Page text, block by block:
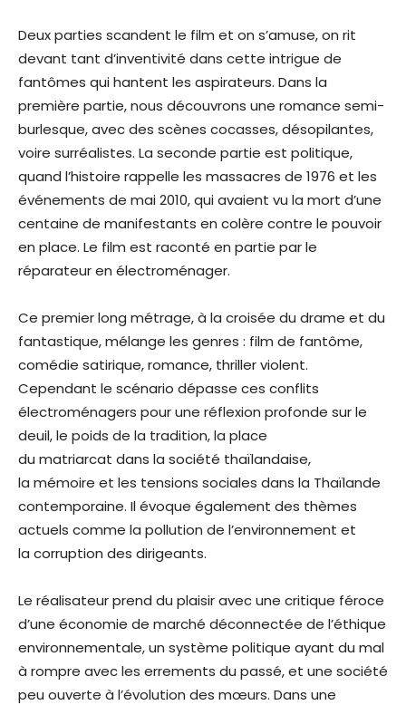
Deux parties scandent le film et on s’amuse, on rit
devant tant d’inventivité dans cette intrigue de
fantômes qui hantent les aspirateurs. Dans la
première partie, nous découvrons une romance semi-
burlesque, avec des scènes cocasses, désopilantes,
voire surréalistes. La seconde partie est politique,
quand l’histoire rappelle les massacres de 1976 et les
événements de mai 2010, qui avaient vu la mort d’une
centaine de manifestants en colère contre le pouvoir
en place. Le film est raconté en partie par le
réparateur en électroménager.
Ce premier long métrage, à la croisée du drame et du
fantastique, mélange les genres : film de fantôme,
comédie satirique, romance, thriller violent.
Cependant le scénario dépasse ces conflits
électroménagers pour une réflexion profonde sur le
deuil, le poids de la tradition, la place
du matriarcat dans la société thaïlandaise,
la mémoire et les tensions sociales dans la Thaïlande
contemporaine. Il évoque également des thèmes
actuels comme la pollution de l’environnement et
la corruption des dirigeants.
Le réalisateur prend du plaisir avec une critique féroce
d’une économie de marché déconnectée de l’éthique
environnementale, un système politique ayant du mal
à rompre avec les errements du passé, et une société
peu ouverte à l’évolution des mœurs. Dans une